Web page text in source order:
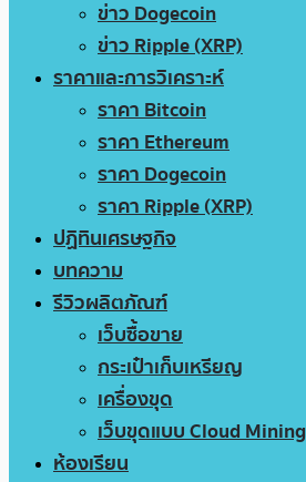
ข่าว Dogecoin
ข่าว Ripple (XRP)
ราคาและการวิเคราะห์
ราคา Bitcoin
ราคา Ethereum
ราคา Dogecoin
ราคา Ripple (XRP)
ปฏิทินเศรษฐกิจ
บทความ
รีวิวผลิตภัณฑ์
เว็บซื้อขาย
กระเป๋าเก็บเหรียญ
เครื่องขุด
เว็บขุดแบบ Cloud Mining
ห้องเรียน